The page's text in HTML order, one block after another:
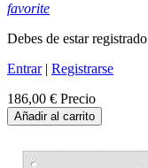
favorite
Debes de estar registrado
Entrar| Registrarse
186,00 € Precio
Añadir al carrito